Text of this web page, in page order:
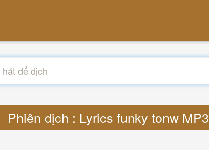
Phiên dịch : Lyrics funky tonw MP3